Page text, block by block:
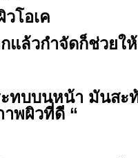
โอเค⁣⁣
ล้วกำจัดก็ช่วยใ
ะทบบนหน้า มันสะ
พผิวที่ดี “⁣⁣